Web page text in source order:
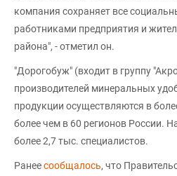
компания сохраняет все
работниками предприятия и
района", - отметил он.
"Дорогобуж" (входит в группу
производителей минеральных
продукции осуществляются в
более чем в 60 регионов России.
более 2,7 тыс. специалистов.
Ранеесообщалось, что